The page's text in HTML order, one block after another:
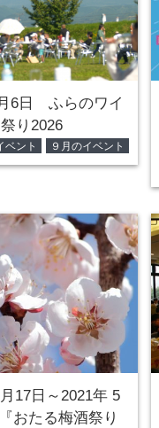
6日 ふらのワイ
り2026
ベント ９月のイベント
17日～2021年 5
おたる梅酒祭り